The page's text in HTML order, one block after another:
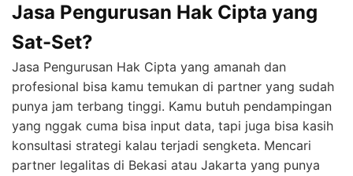
Jasa Pengurusan Hak Cipta yang
Sat-Set?
Jasa Pengurusan Hak Cipta yang amanah dan
profesional bisa kamu temukan di partner yang sudah
punya jam terbang tinggi. Kamu butuh pendampingan
yang nggak cuma bisa input data, tapi juga bisa kasih
konsultasi strategi kalau terjadi sengketa. Mencari
partner legalitas di Bekasi atau Jakarta yang punya